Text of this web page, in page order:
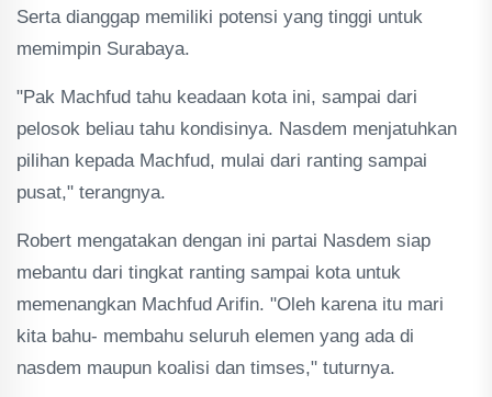
Serta dianggap memiliki potensi yang tinggi untuk
memimpin Surabaya.
"Pak Machfud tahu keadaan kota ini, sampai dari
pelosok beliau tahu kondisinya. Nasdem menjatuhkan
pilihan kepada Machfud, mulai dari ranting sampai
pusat," terangnya.
Robert mengatakan dengan ini partai Nasdem siap
mebantu dari tingkat ranting sampai kota untuk
memenangkan Machfud Arifin. "Oleh karena itu mari
kita bahu- membahu seluruh elemen yang ada di
nasdem maupun koalisi dan timses," tuturnya.